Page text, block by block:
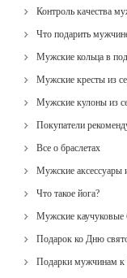
Контроль качества
Что подарить
Мужские кольца в
Мужские кресты из
Мужские кулоны из
Покупатели
Все о браслетах
Мужские аксессуары
Что такое йога?
Мужские каучуковые
Подарок ко Дню
Подарки мужчинам к